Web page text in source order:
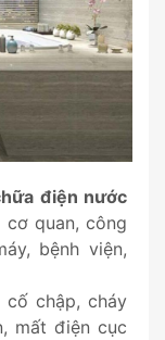
điện nước
quan, công
bệnh viện,
chập, cháy
mất điện cục